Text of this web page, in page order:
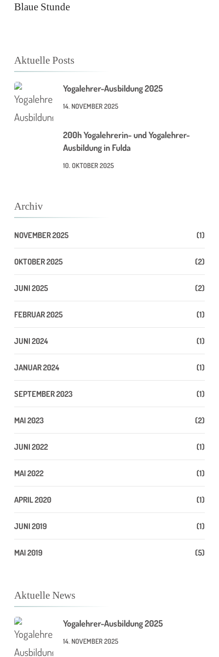
Blaue Stunde
Aktuelle Posts
Yogalehrer-Ausbildung 2025
14. NOVEMBER 2025
200h Yogalehrerin- und Yogalehrer-
Ausbildung in Fulda
10. OKTOBER 2025
Archiv
NOVEMBER 2025 (1)
OKTOBER 2025 (2)
JUNI 2025 (2)
FEBRUAR 2025 (1)
JUNI 2024 (1)
JANUAR 2024 (1)
SEPTEMBER 2023 (1)
MAI 2023 (2)
JUNI 2022 (1)
MAI 2022 (1)
APRIL 2020 (1)
JUNI 2019 (1)
MAI 2019 (5)
Aktuelle News
Yogalehrer-Ausbildung 2025
14. NOVEMBER 2025